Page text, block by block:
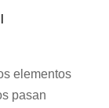
elementos
pasan